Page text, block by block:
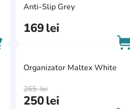
AddCardToCart
Anti-Slip Grey
169lei
AddCardToFavourite
Organizator Maltex White
250lei
265lei